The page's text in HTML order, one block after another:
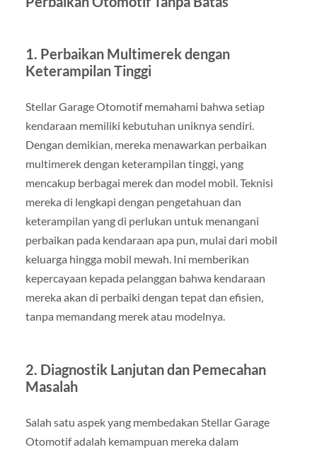
1. Perbaikan Multimerek dengan
Keterampilan Tinggi
Stellar Garage Otomotif memahami bahwa setiap
kendaraan memiliki kebutuhan uniknya sendiri.
Dengan demikian, mereka menawarkan perbaikan
multimerek dengan keterampilan tinggi, yang
mencakup berbagai merek dan model mobil. Teknisi
mereka di lengkapi dengan pengetahuan dan
keterampilan yang di perlukan untuk menangani
perbaikan pada kendaraan apa pun, mulai dari mobil
keluarga hingga mobil mewah. Ini memberikan
kepercayaan kepada pelanggan bahwa kendaraan
mereka akan di perbaiki dengan tepat dan efisien,
tanpa memandang merek atau modelnya.
2. Diagnostik Lanjutan dan Pemecahan
Masalah
Salah satu aspek yang membedakan Stellar Garage
Otomotif adalah kemampuan mereka dalam